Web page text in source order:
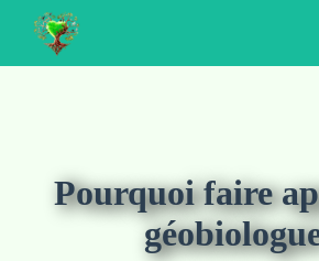
Pourquoi faire